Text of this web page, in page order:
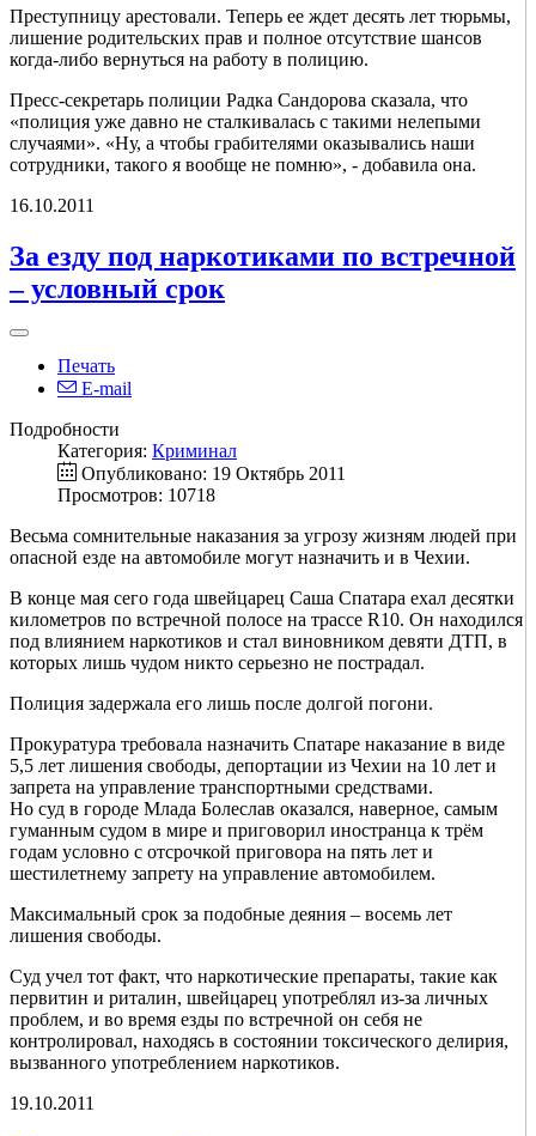
Преступницу арестовали. Теперь ее ждет десять лет тюрьмы,
лишение родительских прав и полное отсутствие шансов
когда-либо вернуться на работу в полицию.
Пресс-секретарь полиции Радка Сандорова сказала, что
«полиция уже давно не сталкивалась с такими нелепыми
случаями». «Ну, а чтобы грабителями оказывались наши
сотрудники, такого я вообще не помню», - добавила она.
16.10.2011
За езду под наркотиками по встречной
– условный срок
Печать
E-mail
Подробности
Категория: Криминал
Опубликовано: 19 Октябрь 2011
Просмотров: 10718
Весьма сомнительные наказания за угрозу жизням людей при
опасной езде на автомобиле могут назначить и в Чехии.
В конце мая сего года швейцарец Саша Спатара ехал десятки
километров по встречной полосе на трассе R10. Он находился
под влиянием наркотиков и стал виновником девяти ДТП, в
которых лишь чудом никто серьезно не пострадал.
Полиция задержала его лишь после долгой погони.
Прокуратура требовала назначить Спатаре наказание в виде
5,5 лет лишения свободы, депортации из Чехии на 10 лет и
запрета на управление транспортными средствами.
Но суд в городе Млада Болеслав оказался, наверное, самым
гуманным судом в мире и приговорил иностранца к трём
годам условно с отсрочкой приговора на пять лет и
шестилетнему запрету на управление автомобилем.
Максимальный срок за подобные деяния – восемь лет
лишения свободы.
Суд учел тот факт, что наркотические препараты, такие как
первитин и риталин, швейцарец употреблял из-за личных
проблем, и во время езды по встречной он себя не
контролировал, находясь в состоянии токсического делирия,
вызванного употреблением наркотиков.
19.10.2011